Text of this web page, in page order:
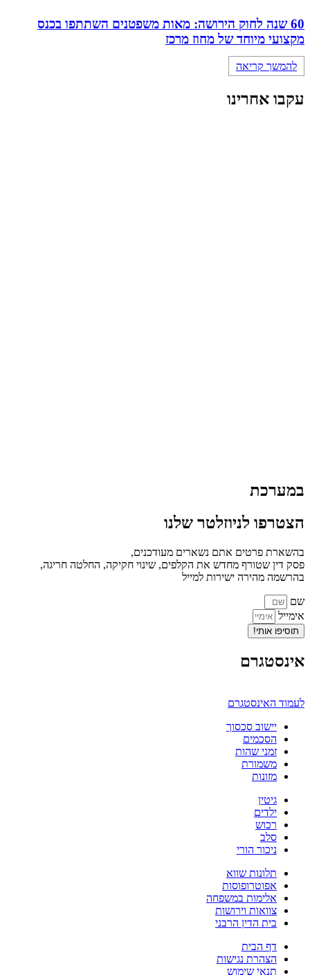
60 שנה לחוק הירושה: מאות משפטנים השתתפו בכנס
מקצועי מיוחד של מחוז מרכז
להמשך קריאה
עקבו אחרינו
במערכת
הצטרפו לניוזלטר שלנו
בהשארת פרטים אתם נשארים מעודכנים,
פסק דין שטורף מחדש את הקלפים, שינוי חקיקה, החלטה חריגה,
בהרשמה מהירה ישירות למייל
שם
אימייל
תוסיפו אותי!
אינסטגרם
לעמוד האינסטגרם
יישוב סכסוך
הסכמים
זמני שהות
משמורת
מזונות
גיטין
ילדים
רכוש
סלב
ניכור הורי
תלונות שווא
אפוטרופוסות
אלימות במשפחה
צוואות וירושות
בית הדין הרבני
דף הבית
הצהרת נגישות
תנאי שימוש